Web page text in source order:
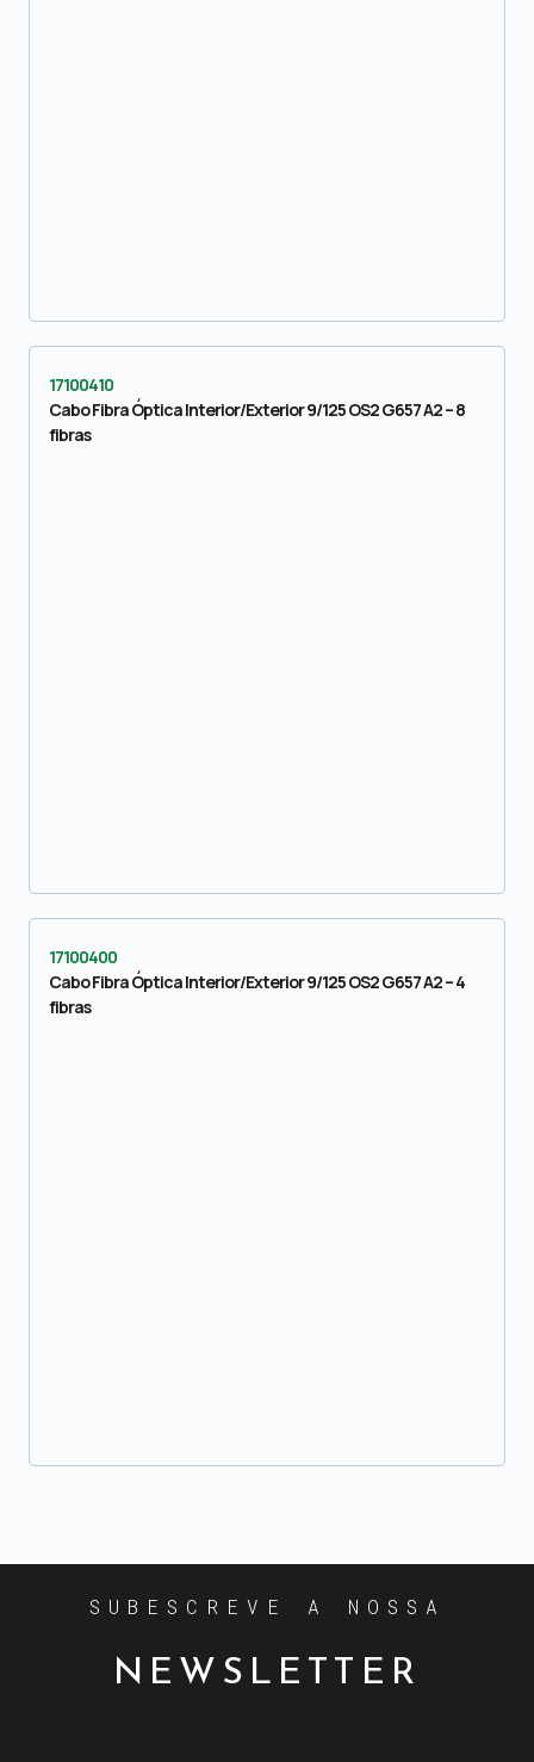
17100410
Cabo Fibra Óptica Interior/Exterior 9/125 OS2 G657 A2 – 8
fibras
17100400
Cabo Fibra Óptica Interior/Exterior 9/125 OS2 G657 A2 – 4
fibras
SUBESCREVE A NOSSA
NEWSLETTER